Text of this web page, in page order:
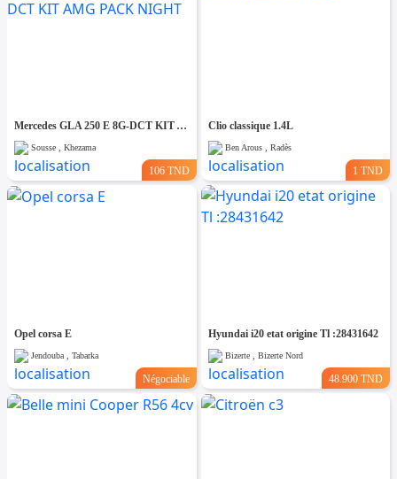
Mercedes GLA 250 E 8G-DCT KIT AMG PACK NIGHT
Sousse , Khezama
106 TND
Clio classique 1.4L
Ben Arous , Radès
1 TND
Opel corsa E
Jendouba , Tabarka
Négociable
Hyundai i20 etat origine Tl :28431642
Bizerte , Bizerte Nord
48.900 TND